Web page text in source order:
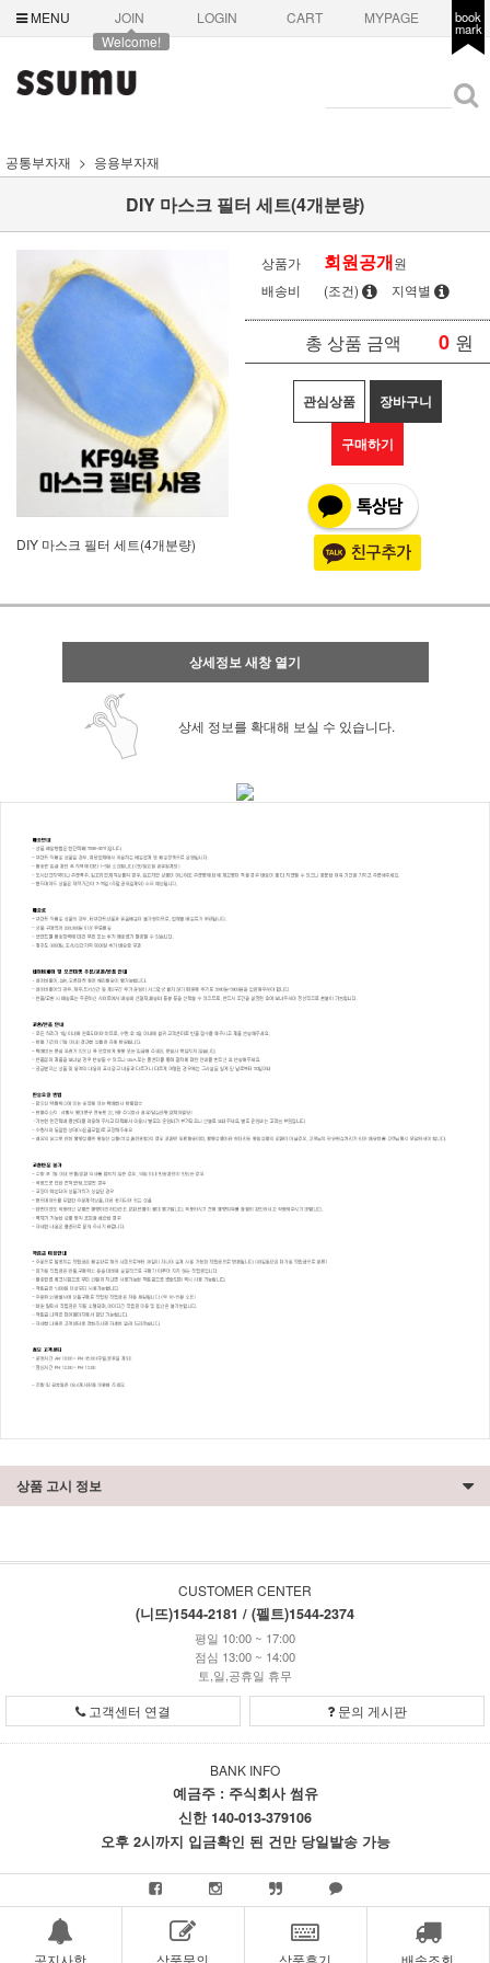
MENU
JOIN
Welcome!
LOGIN CART MYPAGE book
mark
공통부자재 응용부자재
DIY 마스크 필터 세트(4개분량)
DIY 마스크 필터 세트(4개분량)
상품가 회원공개원
배송비
(조건) 지역별
총 상품 금액 0 원
관심상품 장바구니
구매하기
상세정보 새창 열기
상세 정보를 확대해 보실 수 있습니다.
상품 고시 정보
CUSTOMER CENTER
(니뜨)1544-2181 / (펠트)1544-2374
평일 10:00 ~ 17:00
점심 13:00 ~ 14:00
토,일,공휴일 휴무
고객센터 연결 문의 게시판
BANK INFO
예금주 : 주식회사 썸유
신한 140-013-379106
오후 2시까지 입금확인 된 건만 당일발송 가능
공지사항 상품문의 상품후기 배송조회